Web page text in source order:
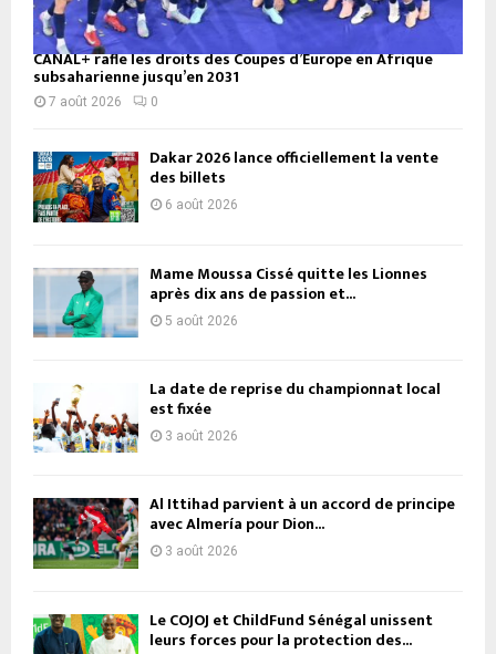
CANAL+ rafle les droits des Coupes d’Europe en Afrique
subsaharienne jusqu’en 2031
7 août 2026 0
Dakar 2026 lance officiellement la vente
des billets
6 août 2026
Mame Moussa Cissé quitte les Lionnes
après dix ans de passion et...
5 août 2026
La date de reprise du championnat local
est fixée
3 août 2026
Al Ittihad parvient à un accord de principe
avec Almería pour Dion...
3 août 2026
Le COJOJ et ChildFund Sénégal unissent
leurs forces pour la protection des...